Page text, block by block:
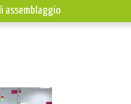
assemblaggio